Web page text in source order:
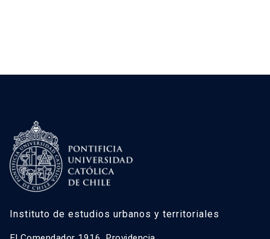
Instituto de estudios urbanos y territoriales